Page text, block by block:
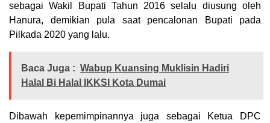
sebagai Wakil Bupati Tahun 2016 selalu diusung oleh
Hanura, demikian pula saat pencalonan Bupati pada
Pilkada 2020 yang lalu.
Baca Juga : Wabup Kuansing Muklisin Hadiri
Halal Bi Halal IKKSI Kota Dumai
Dibawah kepemimpinannya juga sebagai Ketua DPC